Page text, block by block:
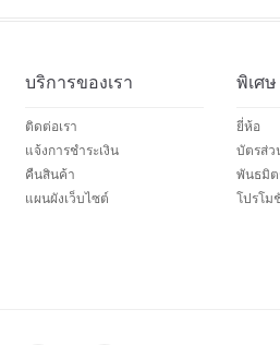
บริการของเรา
ติดต่อเรา
แจ้งการชำระเงิน
คืนสินค้า
แผนผังเว็บไซต์
พิเศษ
ยี่ห้อ
บัตรส่ว
พันธมิต
โปรโม